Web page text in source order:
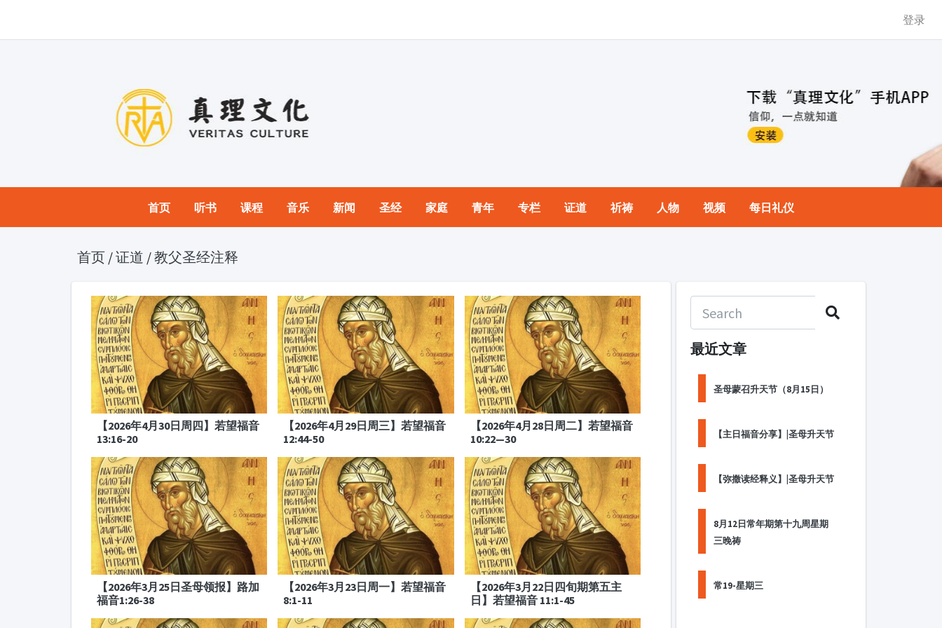
登录
首页 听书 课程 音乐 新闻 圣经 家庭 青年 专栏 证道 祈祷 人物 视频 每日礼仪
首页 /证道 /教父圣经注释
【2026年4月30日周四】若望福音
13:16-20
【2026年4月29日周三】若望福音
12:44-50
【2026年4月28日周二】若望福音
10:22—30
【2026年3月25日圣母领报】路加
福音1:26-38
【2026年3月23日周一】若望福音
8:1-11
【2026年3月22日四旬期第五主
日】若望福音 11:1-45
最近文章
圣母蒙召升天节（8月15日）
【主日福音分享】|圣母升天节
【弥撒读经释义】|圣母升天节
8月12日常年期第十九周星期
三晚祷
常19-星期三